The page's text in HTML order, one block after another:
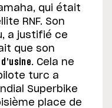
qui était
RNF. Son
a justifié ce
que son
. Cela ne
turc a
Superbike
place de